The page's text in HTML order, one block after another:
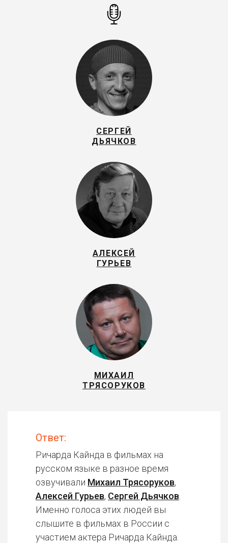
СЕРГЕЙ
ДЬЯЧКОВ
АЛЕКСЕЙ
ГУРЬЕВ
МИХАИЛ
ТРЯСОРУКОВ
Ответ:
Ричарда Кайнда в фильмах на
русском языке в разное время
озвучивали Михаил Трясоруков,
Алексей Гурьев, Сергей Дьячков
Именно голоса этих людей вы
слышите в фильмах в России с
участием актера Ричарда Кайнда.